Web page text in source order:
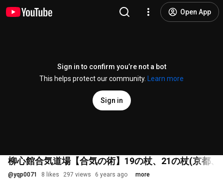
Open App
Sign in to confirm you’re not a bot
This helps protect our community.
Learn more
Sign in
柳心館合気道場【合気の術】19の杖、21の杖(京都、
@yqp0071 8 likes 297 views 6 years ago more